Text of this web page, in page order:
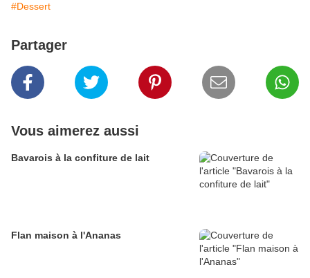
#Dessert
Partager
Vous aimerez aussi
Bavarois à la confiture de lait
Flan maison à l'Ananas